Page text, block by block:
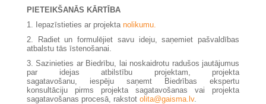
PIETEIKŠANĀS KĀRTĪBA
1. Iepazīstieties ar projekta nolikumu.
2. Radiet un formulējiet savu ideju, saņemiet pašvaldības
atbalstu tās īstenošanai.
3. Sazinieties ar Biedrību, lai noskaidrotu radušos jautājumus
par idejas atbilstību projektam, projekta
sagatavošanu, iespēju saņemt Biedrības ekspertu
konsultāciju pirms projekta sagatavošanas vai projekta
sagatavošanas procesā, rakstot olita@gaisma.lv.